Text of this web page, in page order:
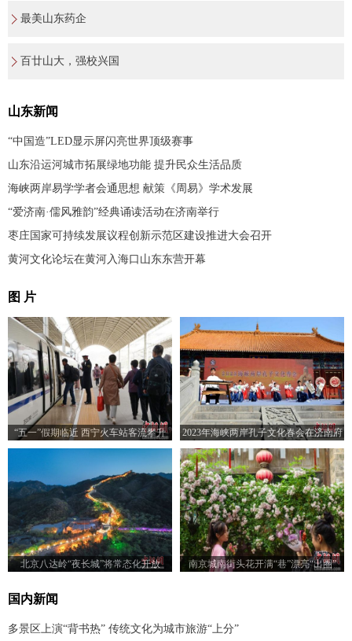
最美山东药企
百廿山大，强校兴国
山东新闻
“中国造”LED显示屏闪亮世界顶级赛事
山东沿运河城市拓展绿地功能 提升民众生活品质
海峡两岸易学学者会通思想 献策《周易》学术发展
“爱济南·儒风雅韵”经典诵读活动在济南举行
枣庄国家可持续发展议程创新示范区建设推进大会召开
黄河文化论坛在黄河入海口山东东营开幕
图 片
“五一”假期临近 西宁火车站客流攀升
2023年海峡两岸孔子文化春会在济南府
学文庙启动
北京八达岭“夜长城”将常态化开放 南京城南街头花开满“巷”漂亮“出圈”
国内新闻
多景区上演“背书热” 传统文化为城市旅游“上分”